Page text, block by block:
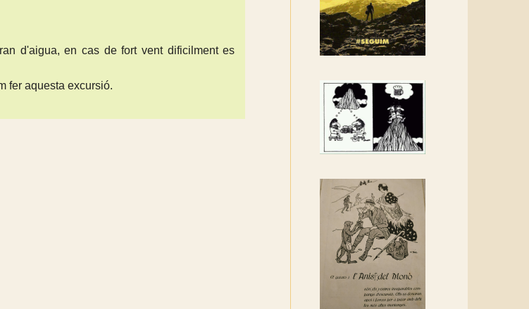
d'aigua, en cas de fort vent dificilment es
fer aquesta excursió.
Rebem un diploma dels
Amics de Sant Aniol
d'Aguja
Els Centpeus estem
recuperació del refugi i de
l'entorn de Sant Aniol